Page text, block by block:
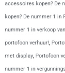
accessoires kopen? De
kopen? De nummer 1 in
nummer 1 in verkoop
portofoon verhuur!,
met display, Portofoon
nummer 1 in